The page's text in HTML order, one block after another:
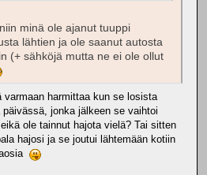
minä ole ajanut tuuppi
lähtien ja ole saanut autosta
(+ sähköjä mutta ne ei ole ollut
varmaan harmittaa kun se losista
jonka jälkeen se vaihtoi
ole tainnut hajota vielä? Tai sitten
hajosi ja se joutui lähtemään kotiin